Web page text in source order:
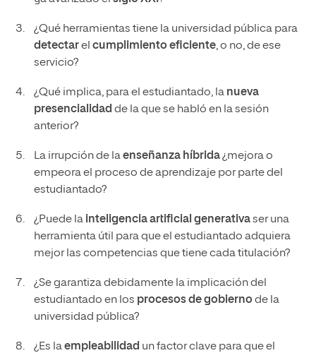
¿Qué herramientas tiene la universidad pública para
detectarel cumplimiento eficiente, o no, de ese
servicio?
¿Qué implica, para el estudiantado, la nueva
presencialidad de la que se habló en la sesión
anterior?
La irrupción de laenseñanza híbrida¿mejora o
empeora el proceso de aprendizaje por parte del
estudiantado?
¿Puede la inteligencia artificial generativaser una
herramienta útil para que el estudiantado adquiera
mejor las competencias que tiene cada titulación?
¿Se garantiza debidamente la implicación del
estudiantado en los procesos de gobiernode la
universidad pública?
¿Es laempleabilidad un factor clave para que el